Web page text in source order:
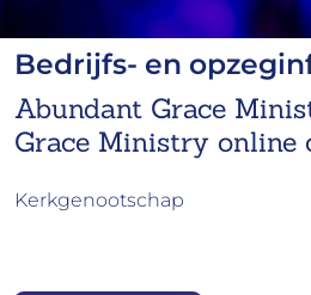
Bedrijfs- en
Abundant Grace
Grace Ministry online
Kerkgenootschap